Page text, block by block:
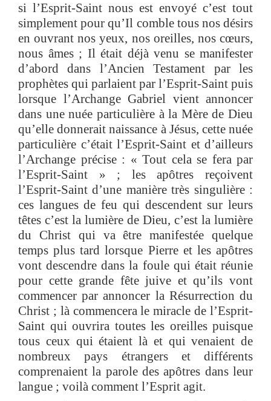
si l’Esprit-Saint nous est envoyé c’est tout
simplement pour qu’Il comble tous nos désirs
en ouvrant nos yeux, nos oreilles, nos cœurs,
nous âmes ; Il était déjà venu se manifester
d’abord dans l’Ancien Testament par les
prophètes qui parlaient par l’Esprit-Saint puis
lorsque l’Archange Gabriel vient annoncer
dans une nuée particulière à la Mère de Dieu
qu’elle donnerait naissance à Jésus, cette nuée
particulière c’était l’Esprit-Saint et d’ailleurs
l’Archange précise : « Tout cela se fera par
l’Esprit-Saint » ; les apôtres reçoivent
l’Esprit-Saint d’une manière très singulière :
ces langues de feu qui descendent sur leurs
têtes c’est la lumière de Dieu, c’est la lumière
du Christ qui va être manifestée quelque
temps plus tard lorsque Pierre et les apôtres
vont descendre dans la foule qui était réunie
pour cette grande fête juive et qu’ils vont
commencer par annoncer la Résurrection du
Christ ; là commencera le miracle de l’Esprit-
Saint qui ouvrira toutes les oreilles puisque
tous ceux qui étaient là et qui venaient de
nombreux pays étrangers et différents
comprenaient la parole des apôtres dans leur
langue ; voilà comment l’Esprit agit.